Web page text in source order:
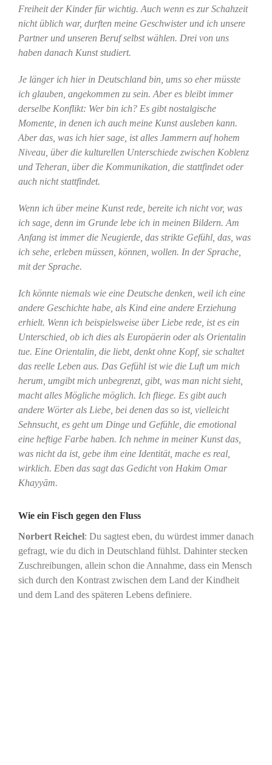
Freiheit der Kinder für wichtig. Auch wenn es zur Schahzeit
nicht üblich war, durften meine Geschwister und ich unsere
Partner und unseren Beruf selbst wählen. Drei von uns
haben danach Kunst studiert.
Je länger ich hier in Deutschland bin, ums so eher müsste
ich glauben, angekommen zu sein. Aber es bleibt immer
derselbe Konflikt: Wer bin ich? Es gibt nostalgische
Momente, in denen ich auch meine Kunst ausleben kann.
Aber das, was ich hier sage, ist alles Jammern auf hohem
Niveau, über die kulturellen Unterschiede zwischen Koblenz
und Teheran, über die Kommunikation, die stattfindet oder
auch nicht stattfindet.
Wenn ich über meine Kunst rede, bereite ich nicht vor, was
ich sage, denn im Grunde lebe ich in meinen Bildern. Am
Anfang ist immer die Neugierde, das strikte Gefühl, das, was
ich sehe, erleben müssen, können, wollen. In der Sprache,
mit der Sprache.
Ich könnte niemals wie eine Deutsche denken, weil ich eine
andere Geschichte habe, als Kind eine andere Erziehung
erhielt. Wenn ich beispielsweise über Liebe rede, ist es ein
Unterschied, ob ich dies als Europäerin oder als Orientalin
tue. Eine Orientalin, die liebt, denkt ohne Kopf, sie schaltet
das reelle Leben aus. Das Gefühl ist wie die Luft um mich
herum, umgibt mich unbegrenzt, gibt, was man nicht sieht,
macht alles Mögliche möglich. Ich fliege. Es gibt auch
andere Wörter als Liebe, bei denen das so ist, vielleicht
Sehnsucht, es geht um Dinge und Gefühle, die emotional
eine heftige Farbe haben. Ich nehme in meiner Kunst das,
was nicht da ist, gebe ihm eine Identität, mache es real,
wirklich. Eben das sagt das Gedicht von Hakim Omar
Khayyām.
Wie ein Fisch gegen den Fluss
Norbert Reichel: Du sagtest eben, du würdest immer danach
gefragt, wie du dich in Deutschland fühlst. Dahinter stecken
Zuschreibungen, allein schon die Annahme, dass ein Mensch
sich durch den Kontrast zwischen dem Land der Kindheit
und dem Land des späteren Lebens definiere.